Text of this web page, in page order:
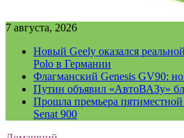
7 августа, 2026
Новый Geely оказался
Polo в Германии
Флагманский Genesis GV90:
Путин объявил «АвтоВАЗу»
Прошла премьера пятиместной
Senat 900